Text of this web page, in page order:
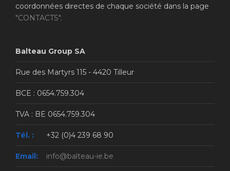
coordonnées directes de chaque société dans la page
"CONTACTS".
Balteau Group SA
Rue des Martyrs 115 - 4420 Tilleur
BCE : 0654.759.304
TVA : BE 0654.759.304
Tél. : +32 (0)4 239 68 90
Email: info@balteau-ie.be